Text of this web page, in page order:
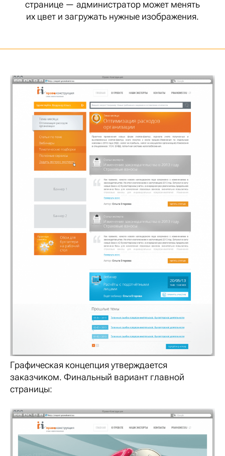
странице — администратор может менять
их цвет и загружать нужные изображения.
Графическая концепция утверждается
заказчиком. Финальный вариант главной
страницы: